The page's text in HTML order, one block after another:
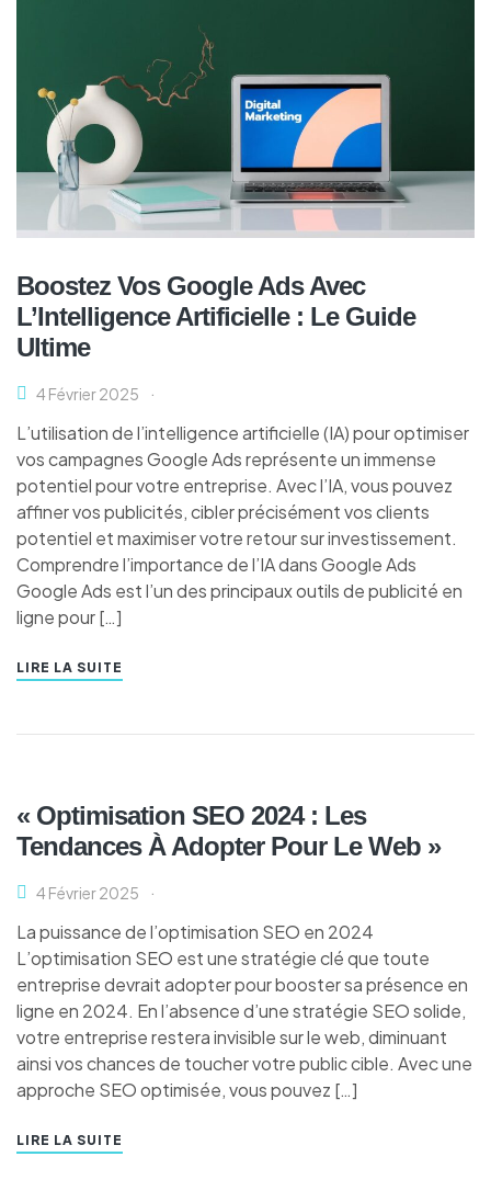
Boostez Vos Google Ads Avec
L’Intelligence Artificielle : Le Guide
Ultime
4 Février 2025
L’utilisation de l’intelligence artificielle (IA) pour optimiser
vos campagnes Google Ads représente un immense
potentiel pour votre entreprise. Avec l’IA, vous pouvez
affiner vos publicités, cibler précisément vos clients
potentiel et maximiser votre retour sur investissement.
Comprendre l’importance de l’IA dans Google Ads
Google Ads est l’un des principaux outils de publicité en
ligne pour […]
LIRE LA SUITE
« Optimisation SEO 2024 : Les
Tendances À Adopter Pour Le Web »
4 Février 2025
La puissance de l’optimisation SEO en 2024
L’optimisation SEO est une stratégie clé que toute
entreprise devrait adopter pour booster sa présence en
ligne en 2024. En l’absence d’une stratégie SEO solide,
votre entreprise restera invisible sur le web, diminuant
ainsi vos chances de toucher votre public cible. Avec une
approche SEO optimisée, vous pouvez […]
LIRE LA SUITE